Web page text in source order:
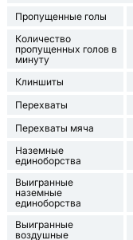
Пропущенные голы
Количество
пропущенных голов в
минуту
Клиншиты
Перехваты
Перехваты мяча
Наземные
единоборства
Выигранные
наземные
единоборства
Выигранные
воздушные